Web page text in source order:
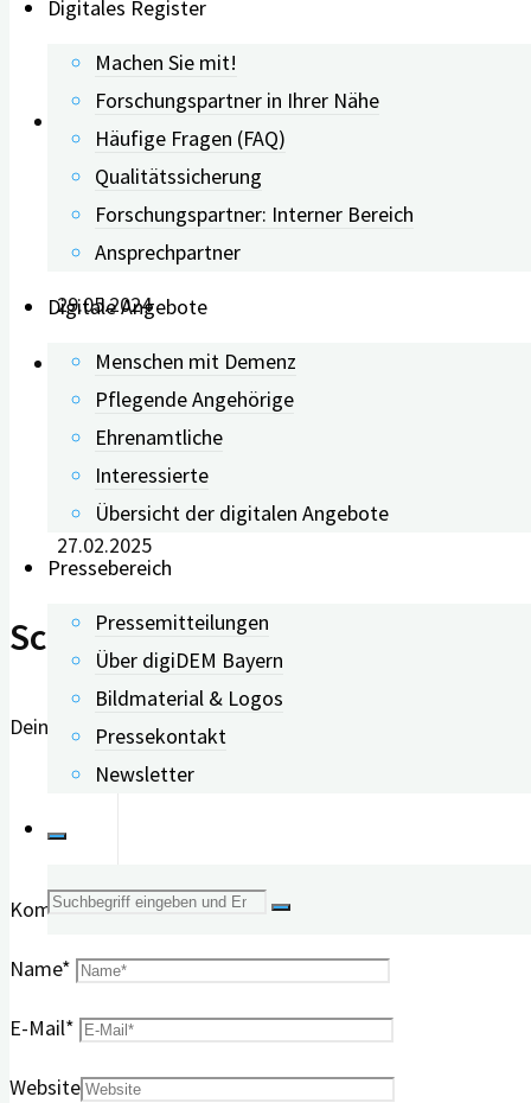
Digitales Register
Machen Sie mit!
Forschungspartner in Ihrer Nähe
Häufige Fragen (FAQ)
Qualitätssicherung
Forschungspartner: Interner Bereich
Ansprechpartner
Digitale Angebote
Menschen mit Demenz
Pflegende Angehörige
Ehrenamtliche
Interessierte
Übersicht der digitalen Angebote
Pressebereich
Pressemitteilungen
Über digiDEM Bayern
Bildmaterial & Logos
Pressekontakt
Newsletter
Suche
nach:
16.10.2024
Geringere geistige
29.05.2024
Wirksame
27.02.2025
Schreibe einen Kommentar
Deine E-Mail-Adresse wird nicht veröffentlicht.
Kommentar
Name*
E-Mail*
Website